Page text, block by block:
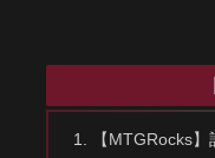
【MTGRocks